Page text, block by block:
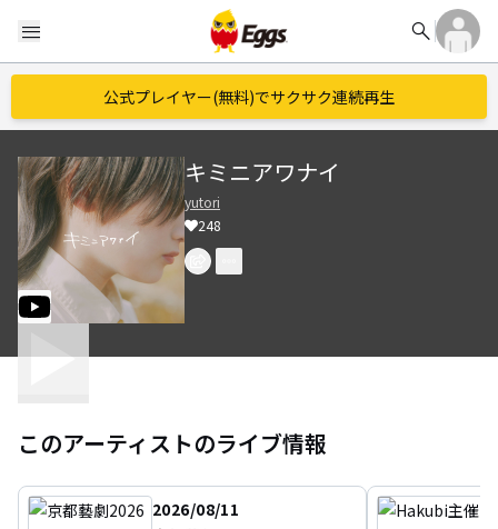
menu search
公式プレイヤー(無料)でサクサク連続再生
キミニアワナイ
yutori
248
このアーティストのライブ情報
2026/08/11